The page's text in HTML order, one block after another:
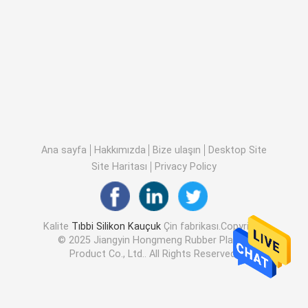
Ana sayfa Hakkımızda Bize ulaşın
Desktop Site
Site Haritası
Privacy Policy
Kalite Tıbbi Silikon Kauçuk Çin fabrikası.Copyright
© 2025 Jiangyin Hongmeng Rubber Plastic
Product Co., Ltd.. All Rights Reserved.